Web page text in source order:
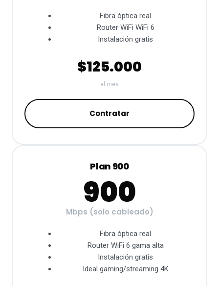
Fibra óptica real
Router WiFi WiFi 6
Instalación gratis
$125.000
al mes
Contratar
Plan 900
900
Mbps (solo cableado)
Fibra óptica real
Router WiFi 6 gama alta
Instalación gratis
Ideal gaming/streaming 4K